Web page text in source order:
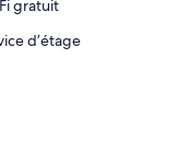
gratuit
d’étage